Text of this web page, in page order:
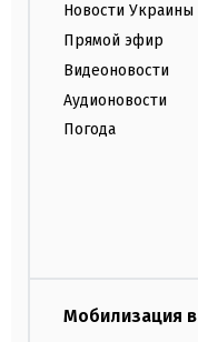
Новости Украины
Прямой эфир
Видеоновости
Аудионовости
Погода
Мобилизация в